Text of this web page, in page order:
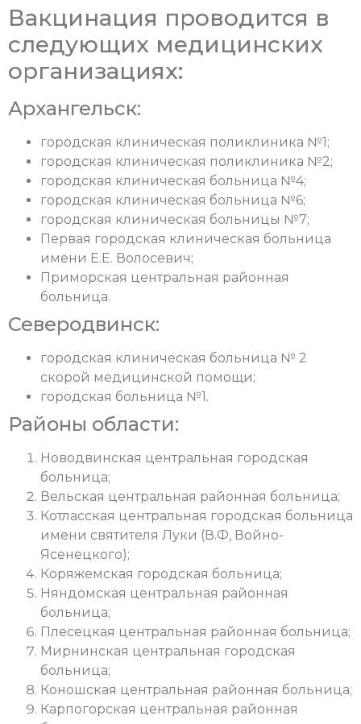
Вакцинация проводится в
следующих медицинских
организациях:
Архангельск:
городская клиническая поликлиника №1;
городская клиническая поликлиника №2;
городская клиническая больница №4;
городская клиническая больница №6;
городская клиническая больницы №7;
Первая городская клиническая больница
имени Е.Е. Волосевич;
Приморская центральная районная
больница.
Северодвинск:
городская клиническая больница № 2
скорой медицинской помощи;
городская больница №1.
Районы области:
Новодвинская центральная городская
больница;
Вельская центральная районная больница;
Котласская центральная городская больница
имени святителя Луки (В.Ф, Войно-
Ясенецкого);
Коряжемская городская больница;
Няндомская центральная районная
больница;
Плесецкая центральная районная больница;
Мирнинская центральная городская
больница;
Коношская центральная районная больница;
Карпогорская центральная районная